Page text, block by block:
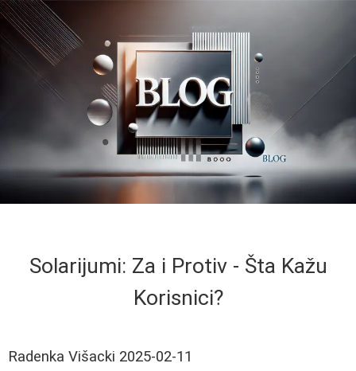
Solarijumi: Za i Protiv - Šta Kažu
Korisnici?
Radenka Višacki 2025-02-11